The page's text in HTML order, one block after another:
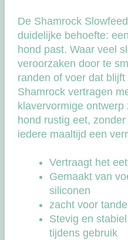
De Shamrock
duidelijke behoefte:
hond past. Waar veel
veroorzaken door te
randen of voer dat
Shamrock vertragen
klavervormige
hond rustig eet,
iedere maaltijd een
Vertraagt het
Gemaakt van
siliconen
zacht voor
Stevig en
tijdens gebruik